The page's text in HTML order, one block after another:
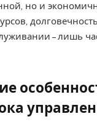
но и
– лишь